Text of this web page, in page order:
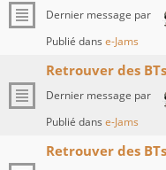
Dernier message par
Publié dans e-Jams
Retrouver des
Dernier message par
Publié dans e-Jams
Retrouver des